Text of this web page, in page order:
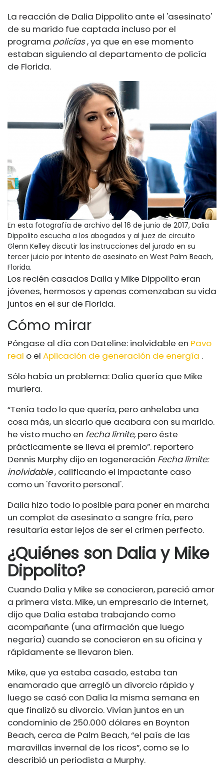
La reacción de Dalia Dippolito ante el 'asesinato'
de su marido fue captada incluso por el
programa policías, ya que en ese momento
estaban siguiendo al departamento de policía
de Florida.
En esta fotografía de archivo del 16 de junio de 2017, Dalia
Dippolito escucha a los abogados y al juez de circuito
Glenn Kelley discutir las instrucciones del jurado en su
tercer juicio por intento de asesinato en West Palm Beach,
Florida.
Los recién casados ​​Dalia y Mike Dippolito eran
jóvenes, hermosos y apenas comenzaban su vida
juntos en el sur de Florida.
Cómo mirar
Póngase al día con Dateline: inolvidable en Pavo
real o el Aplicación de generación de energía .
Sólo había un problema: Dalia quería que Mike
muriera.
“Tenía todo lo que quería, pero anhelaba una
cosa más, un sicario que acabara con su marido.
he visto mucho en fecha límite, pero éste
prácticamente se lleva el premio”. reportero
Dennis Murphy dijo en Iogeneración Fecha límite:
inolvidable, calificando el impactante caso
como un 'favorito personal'.
Dalia hizo todo lo posible para poner en marcha
un complot de asesinato a sangre fría, pero
resultaría estar lejos de ser el crimen perfecto.
¿Quiénes son Dalia y Mike
Dippolito?
Cuando Dalia y Mike se conocieron, pareció amor
a primera vista. Mike, un empresario de Internet,
dijo que Dalia estaba trabajando como
acompañante (una afirmación que luego
negaría) cuando se conocieron en su oficina y
rápidamente se llevaron bien.
Mike, que ya estaba casado, estaba tan
enamorado que arregló un divorcio rápido y
luego se casó con Dalia la misma semana en
que finalizó su divorcio. Vivían juntos en un
condominio de 250.000 dólares en Boynton
Beach, cerca de Palm Beach, “el país de las
maravillas invernal de los ricos”, como se lo
describió un periodista a Murphy.